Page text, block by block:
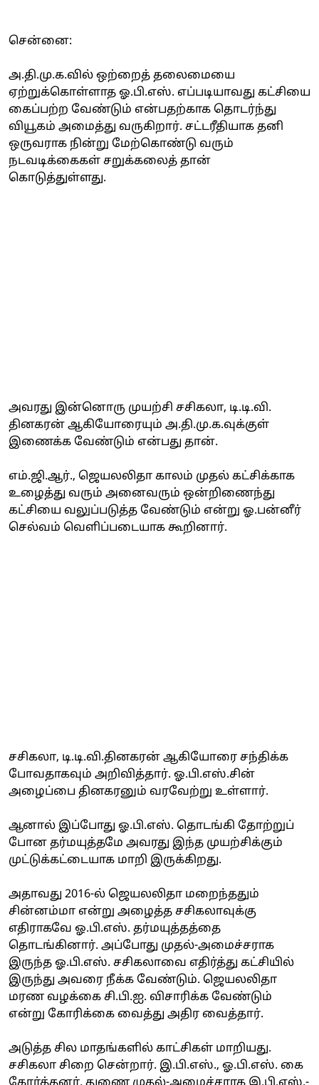
சென்னை:
அ.தி.மு.க.வில் ஒற்றைத் தலைமையை
ஏற்றுக்கொள்ளாத ஓ.பி.எஸ். எப்படியாவது கட்சியை
கைப்பற்ற வேண்டும் என்பதற்காக தொடர்ந்து
வியூகம் அமைத்து வருகிறார். சட்டரீதியாக தனி
ஒருவராக நின்று மேற்கொண்டு வரும்
நடவடிக்கைகள் சறுக்கலைத் தான்
கொடுத்துள்ளது.
அவரது இன்னொரு முயற்சி சசிகலா, டி.டி.வி.
தினகரன் ஆகியோரையும் அ.தி.மு.க.வுக்குள்
இணைக்க வேண்டும் என்பது தான்.
எம்.ஜி.ஆர்., ஜெயலலிதா காலம் முதல் கட்சிக்காக
உழைத்து வரும் அனைவரும் ஒன்றிணைந்து
கட்சியை வலுப்படுத்த வேண்டும் என்று ஓ.பன்னீர்
செல்வம் வெளிப்படையாக கூறினார்.
சசிகலா, டி.டி.வி.தினகரன் ஆகியோரை சந்திக்க
போவதாகவும் அறிவித்தார். ஓ.பி.எஸ்.சின்
அழைப்பை தினகரனும் வரவேற்று உள்ளார்.
ஆனால் இப்போது ஓ.பி.எஸ். தொடங்கி தோற்றுப்
போன தர்மயுத்தமே அவரது இந்த முயற்சிக்கும்
முட்டுக்கட்டையாக மாறி இருக்கிறது.
அதாவது 2016-ல் ஜெயலலிதா மறைந்ததும்
சின்னம்மா என்று அழைத்த சசிகலாவுக்கு
எதிராகவே ஓ.பி.எஸ். தர்மயுத்தத்தை
தொடங்கினார். அப்போது முதல்-அமைச்சராக
இருந்த ஓ.பி.எஸ். சசிகலாவை எதிர்த்து கட்சியில்
இருந்து அவரை நீக்க வேண்டும். ஜெயலலிதா
மரண வழக்கை சி.பி.ஐ. விசாரிக்க வேண்டும்
என்று கோரிக்கை வைத்து அதிர வைத்தார்.
அடுத்த சில மாதங்களில் காட்சிகள் மாறியது.
சசிகலா சிறை சென்றார். இ.பி.எஸ்., ஓ.பி.எஸ். கை